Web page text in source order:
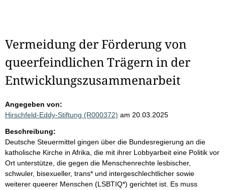
Vermeidung der Förderung von
queerfeindlichen Trägern in der
Entwicklungszusammenarbeit
Angegeben von:
Hirschfeld-Eddy-Stiftung (R000372) am 20.03.2025
Beschreibung:
Deutsche Steuermittel gingen über die Bundesregierung an die
katholische Kirche in Afrika, die mit ihrer Lobbyarbeit eine Politik vor
Ort unterstütze, die gegen die Menschenrechte lesbischer,
schwuler, bisexueller, trans* und intergeschlechtlicher sowie
weiterer queerer Menschen (LSBTIQ*) gerichtet ist. Es muss